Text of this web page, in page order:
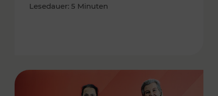
Lesedauer: 5 Minuten